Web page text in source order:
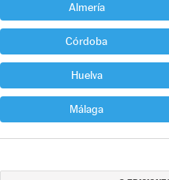
Almería
Córdoba
Huelva
Málaga